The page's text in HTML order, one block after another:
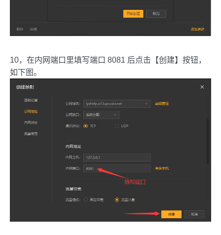
10，在内网端口里填写端口 8081 后点击【创建】按钮，
如下图。